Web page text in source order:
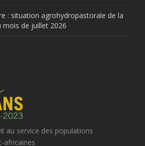
: situation agrohydropastorale de la
mois de juillet 2026
au service des populations
africaines